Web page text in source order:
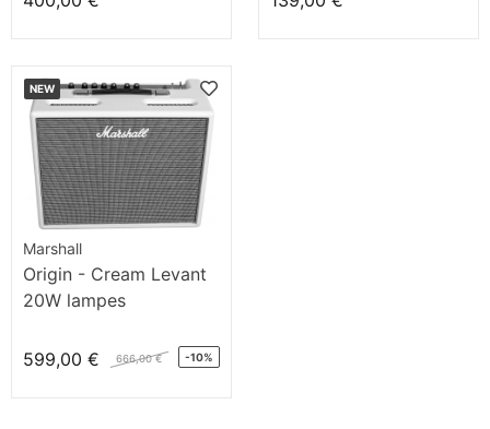
NEW
Marshall
Origin - Cream Levant
20W lampes
599,00 € 666,00 € -10%